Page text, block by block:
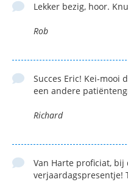
Lekker bezig, hoor.
Rob
Succes Eric! Kei-mooi
een andere
Richard
Van Harte proficiat, bij
verjaardagspresentje!